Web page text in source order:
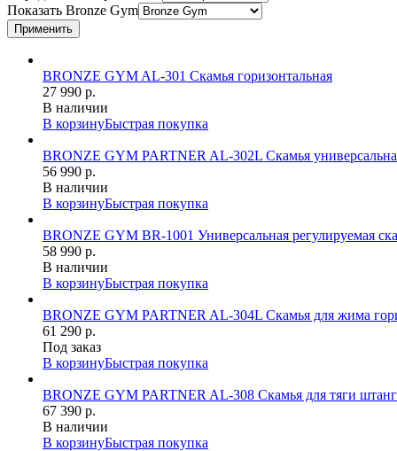
Показать Bronze Gym
BRONZE GYM AL-301 Скамья горизонтальная
27 990 р.
В наличии
В корзинуБыстрая покупка
BRONZE GYM PARTNER AL-302L Скамья
56 990 р.
В наличии
В корзинуБыстрая покупка
BRONZE GYM BR-1001 Универсальная регулируемая
58 990 р.
В наличии
В корзинуБыстрая покупка
BRONZE GYM PARTNER AL-304L Скамья для жима
61 290 р.
Под заказ
В корзинуБыстрая покупка
BRONZE GYM PARTNER AL-308 Скамья для тяги
67 390 р.
В наличии
В корзинуБыстрая покупка